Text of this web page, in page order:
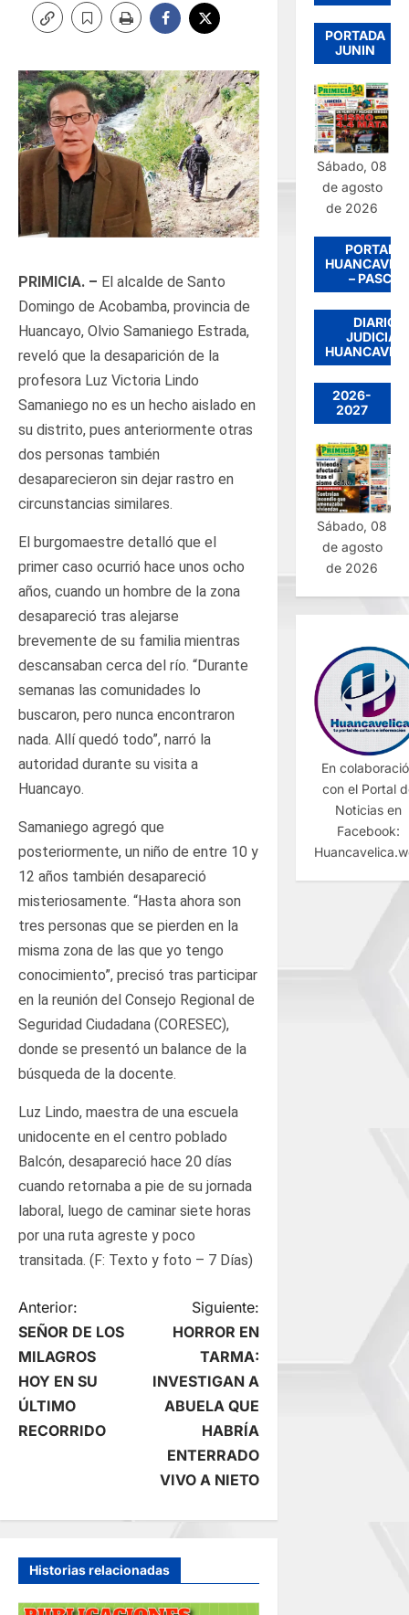
PRIMICIA. – El alcalde de Santo
Domingo de Acobamba, provincia de
Huancayo, Olvio Samaniego Estrada,
reveló que la desaparición de la
profesora Luz Victoria Lindo
Samaniego no es un hecho aislado en
su distrito, pues anteriormente otras
dos personas también
desaparecieron sin dejar rastro en
circunstancias similares.
El burgomaestre detalló que el
primer caso ocurrió hace unos ocho
años, cuando un hombre de la zona
desapareció tras alejarse
brevemente de su familia mientras
descansaban cerca del río. “Durante
semanas las comunidades lo
buscaron, pero nunca encontraron
nada. Allí quedó todo”, narró la
autoridad durante su visita a
Huancayo.
Samaniego agregó que
posteriormente, un niño de entre 10 y
12 años también desapareció
misteriosamente. “Hasta ahora son
tres personas que se pierden en la
misma zona de las que yo tengo
conocimiento”, precisó tras participar
en la reunión del Consejo Regional de
Seguridad Ciudadana (CORESEC),
donde se presentó un balance de la
búsqueda de la docente.
Luz Lindo, maestra de una escuela
unidocente en el centro poblado
Balcón, desapareció hace 20 días
cuando retornaba a pie de su jornada
laboral, luego de caminar siete horas
por una ruta agreste y poco
transitada. (F: Texto y foto – 7 Días)
N
a
v
e
a
c
i
Anterior:
SEÑOR DE LOS
MILAGROS
HOY EN SU
ÚLTIMO
RECORRIDO
Siguiente:
HORROR EN
TARMA:
INVESTIGAN A
ABUELA QUE
HABRÍA
ENTERRADO
VIVO A NIETO
Historias relacionadas
PORTADA
JUNIN
Sábado, 08
de agosto
de 2026
PORTADA
– PASCO
DIARIO
JUDICIAL
2026-
2027
Sábado, 08
de agosto
de 2026
En
con el Portal
Noticias en
Facebook: